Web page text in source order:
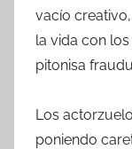
vacío
la vida con
pitonisa
Los
poniendo